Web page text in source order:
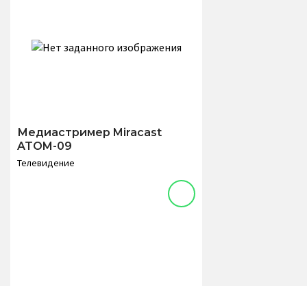
Медиастример Miracast
ATOM-09
Телевидение